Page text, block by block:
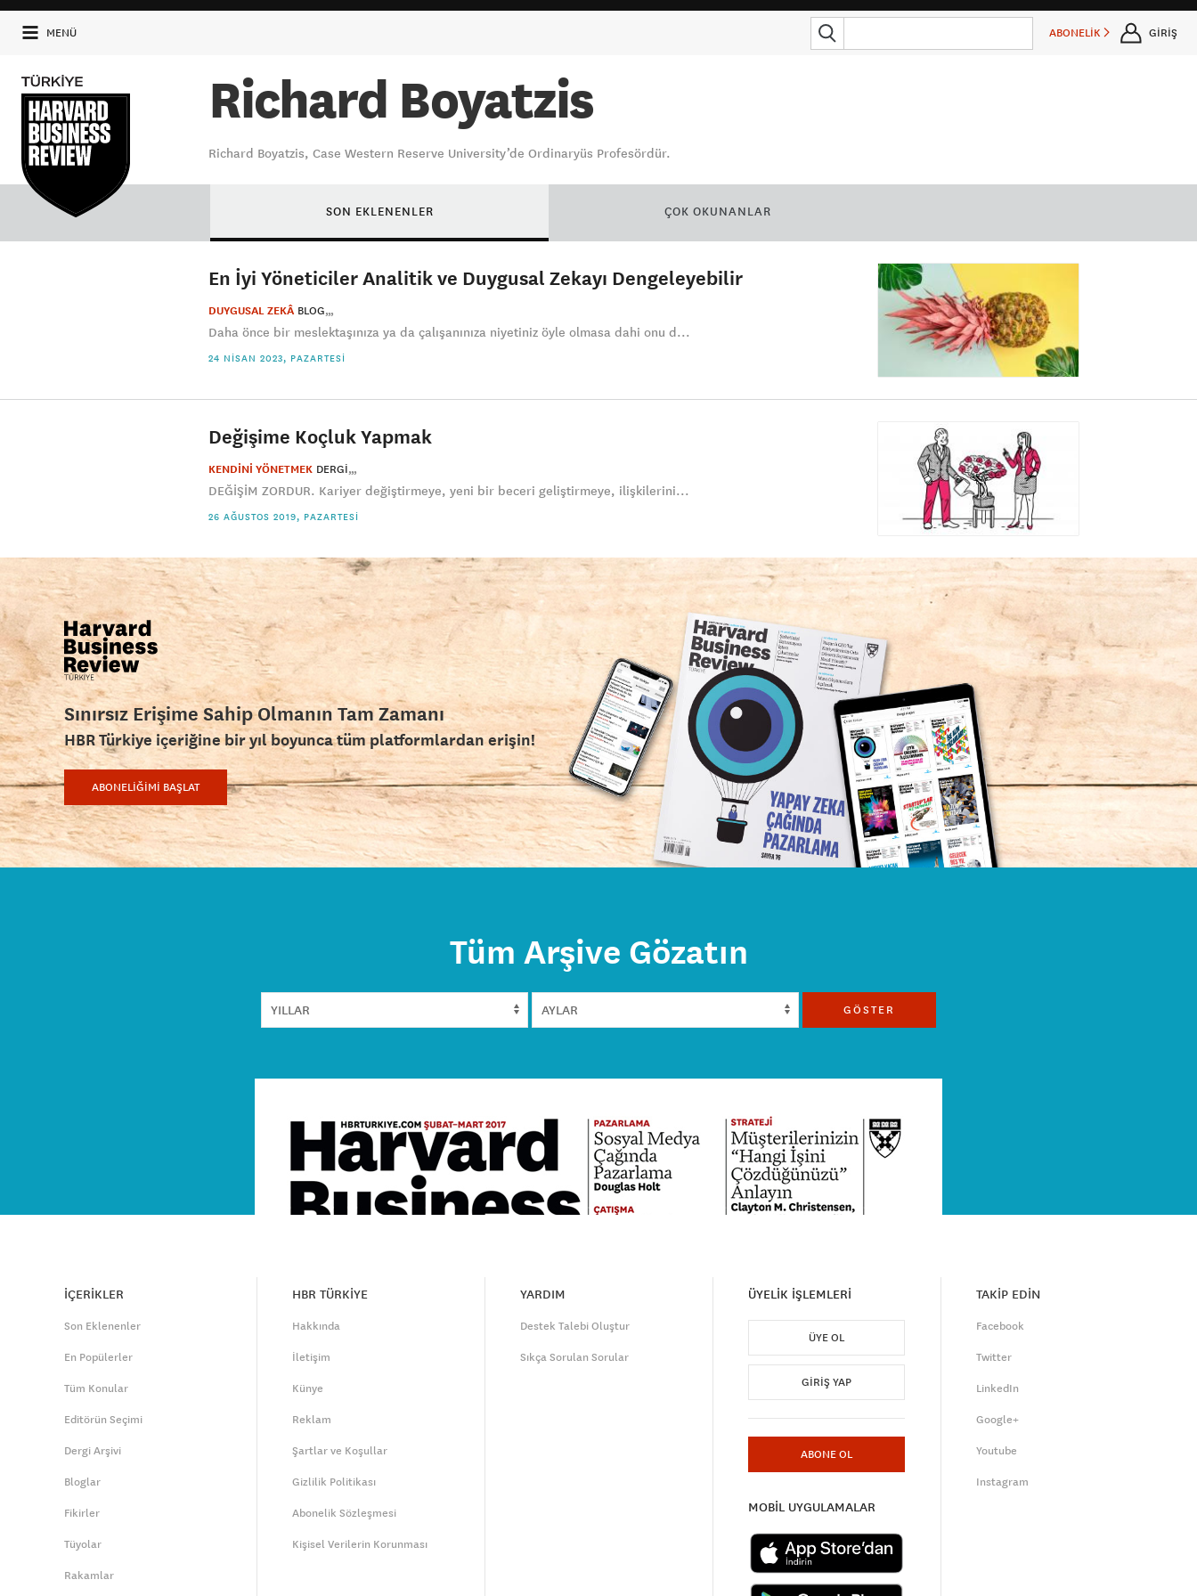
MENÜ ABONELİK GİRİŞ
Richard Boyatzis
Richard Boyatzis, Case Western Reserve University’de Ordinaryüs Profesördür.
SON EKLENENLER ÇOK OKUNANLAR
En İyi Yöneticiler Analitik ve Duygusal Zekayı Dengeleyebilir
DUYGUSAL ZEKÂ BLOG
Daha önce bir meslektaşınıza ya da çalışanınıza niyetiniz öyle olmasa dahi onu d...
24 NISAN 2023, PAZARTESI
Değişime Koçluk Yapmak
KENDİNİ YÖNETMEK DERGI
DEĞİŞİM ZORDUR. Kariyer değiştirmeye, yeni bir beceri geliştirmeye, ilişkilerini...
26 AĞUSTOS 2019, PAZARTESI
Sınırsız Erişime Sahip Olmanın Tam Zamanı
HBR Türkiye içeriğine bir yıl boyunca tüm platformlardan erişin!
ABONELİĞİMİ BAŞLAT
Tüm Arşive Gözatın
GÖSTER
İÇERİKLER
Son Eklenenler
En Popülerler
Tüm Konular
Editörün Seçimi
Dergi Arşivi
Bloglar
Fikirler
Tüyolar
Rakamlar
HBR TÜRKİYE
Hakkında
İletişim
Künye
Reklam
Şartlar ve Koşullar
Gizlilik Politikası
Abonelik Sözleşmesi
Kişisel Verilerin Korunması
YARDIM
Destek Talebi Oluştur
Sıkça Sorulan Sorular
ÜYELİK İŞLEMLERİ
ÜYE OL
GIRIŞ YAP
ABONE OL
MOBİL UYGULAMALAR
TAKİP EDİN
Facebook
Twitter
LinkedIn
Google+
Youtube
Instagram